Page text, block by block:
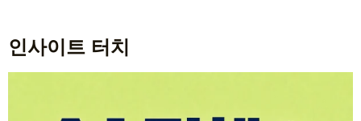
인사이트 터치